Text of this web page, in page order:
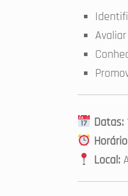
Datas:
Local: